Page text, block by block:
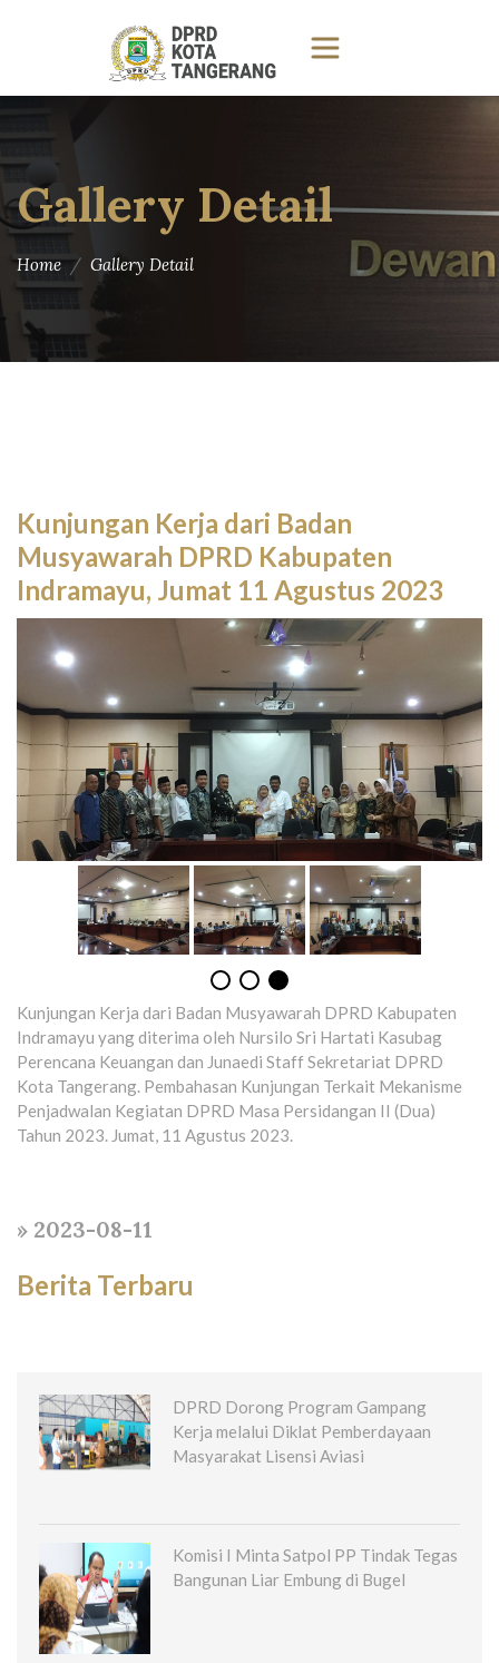
Gallery Detail
Home Gallery Detail
Kunjungan Kerja dari Badan
Musyawarah DPRD Kabupaten
Indramayu, Jumat 11 Agustus 2023
Kunjungan Kerja dari Badan Musyawarah DPRD Kabupaten
Indramayu yang diterima oleh Nursilo Sri Hartati Kasubag
Perencana Keuangan dan Junaedi Staff Sekretariat DPRD
Kota Tangerang. Pembahasan Kunjungan Terkait Mekanisme
Penjadwalan Kegiatan DPRD Masa Persidangan II (Dua)
Tahun 2023. Jumat, 11 Agustus 2023.
» 2023-08-11
Berita Terbaru
DPRD Dorong Program Gampang
Kerja melalui Diklat Pemberdayaan
Masyarakat Lisensi Aviasi
Komisi I Minta Satpol PP Tindak Tegas
Bangunan Liar Embung di Bugel